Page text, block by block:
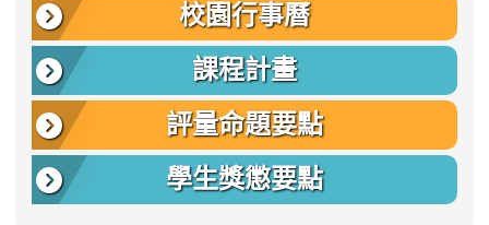
校園行事曆
課程計畫
評量命題要點
學生獎懲要點